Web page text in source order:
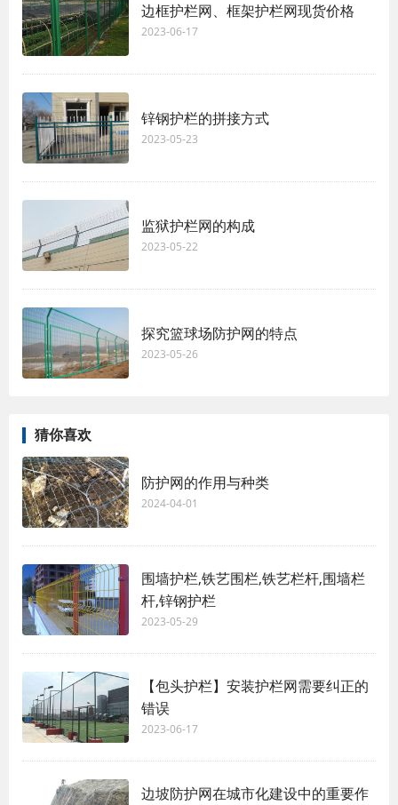
边框护栏网、框架护栏网现货价格
2023-06-17
锌钢护栏的拼接方式
2023-05-23
监狱护栏网的构成
2023-05-22
探究篮球场防护网的特点
2023-05-26
猜你喜欢
防护网的作用与种类
2024-04-01
围墙护栏,铁艺围栏,铁艺栏杆,围墙栏
杆,锌钢护栏
2023-05-29
【包头护栏】安装护栏网需要纠正的
错误
2023-06-17
边坡防护网在城市化建设中的重要作